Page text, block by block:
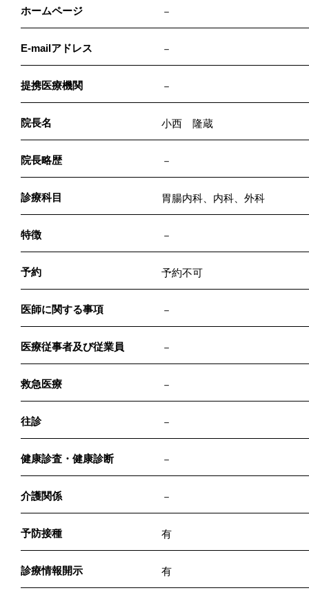
ホームページ －
E-mailアドレス －
提携医療機関 －
院長名 小西 隆蔵
院長略歴 －
診療科目 胃腸内科、内科、外科
特徴 －
予約 予約不可
医師に関する事項 －
医療従事者及び従業員 －
救急医療 －
往診 －
健康診査・健康診断 －
介護関係 －
予防接種 有
診療情報開示 有